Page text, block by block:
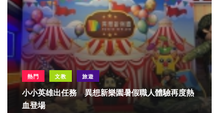
熱門 文教 旅遊
小小英雄出任務 異想新樂園暑假職人體驗再度熱
血登場